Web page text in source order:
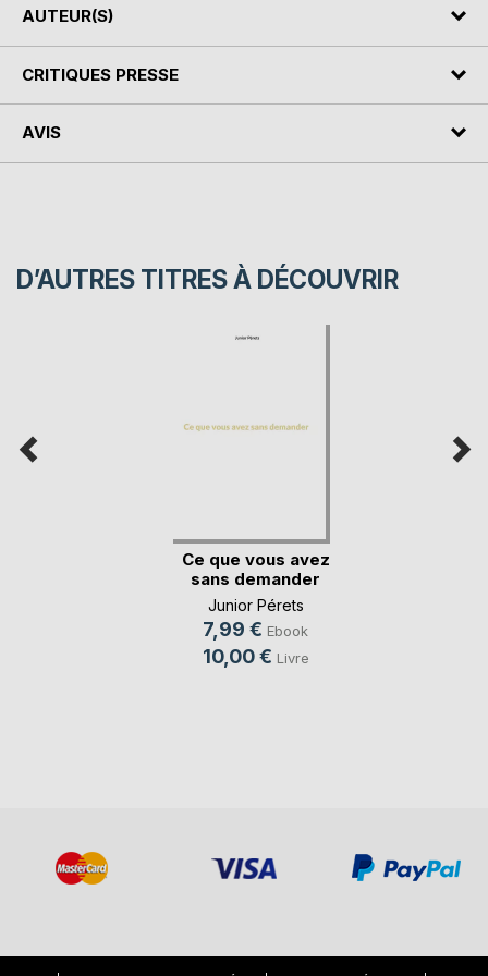
AUTEUR(S)
CRITIQUES PRESSE
AVIS
D’AUTRES TITRES À DÉCOUVRIR
Ce que vous avez
sans demander
Junior Pérets
7,99 € Ebook
10,00 € Livre